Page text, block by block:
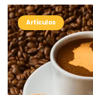
Artículos